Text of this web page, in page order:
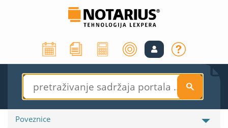
S
Poveznice